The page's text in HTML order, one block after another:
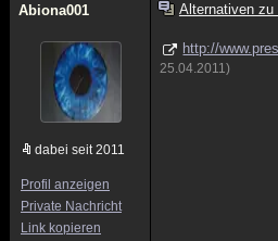
Abiona001
dabei seit 2011
Profil anzeigen
Private Nachricht
Link kopieren
Alternativen
http://
25.04.2011)